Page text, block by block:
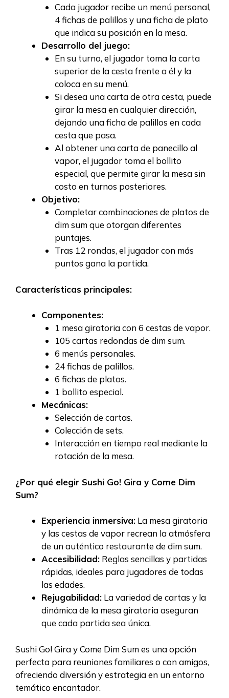
Cada jugador recibe un menú personal,
4 fichas de palillos y una ficha de plato
que indica su posición en la mesa.
Desarrollo del juego:
En su turno, el jugador toma la carta
superior de la cesta frente a él y la
coloca en su menú.
Si desea una carta de otra cesta, puede
girar la mesa en cualquier dirección,
dejando una ficha de palillos en cada
cesta que pasa.
Al obtener una carta de panecillo al
vapor, el jugador toma el bollito
especial, que permite girar la mesa sin
costo en turnos posteriores.
Objetivo:
Completar combinaciones de platos de
dim sum que otorgan diferentes
puntajes.
Tras 12 rondas, el jugador con más
puntos gana la partida.
Características principales:
Componentes:
1 mesa giratoria con 6 cestas de vapor.
105 cartas redondas de dim sum.
6 menús personales.
24 fichas de palillos.
6 fichas de platos.
1 bollito especial.
Mecánicas:
Selección de cartas.
Colección de sets.
Interacción en tiempo real mediante la
rotación de la mesa.
¿Por qué elegir Sushi Go! Gira y Come Dim
Sum?
Experiencia inmersiva: La mesa giratoria
y las cestas de vapor recrean la atmósfera
de un auténtico restaurante de dim sum.
Accesibilidad: Reglas sencillas y partidas
rápidas, ideales para jugadores de todas
las edades.
Rejugabilidad: La variedad de cartas y la
dinámica de la mesa giratoria aseguran
que cada partida sea única.
Sushi Go! Gira y Come Dim Sum es una opción
perfecta para reuniones familiares o con amigos,
ofreciendo diversión y estrategia en un entorno
temático encantador.